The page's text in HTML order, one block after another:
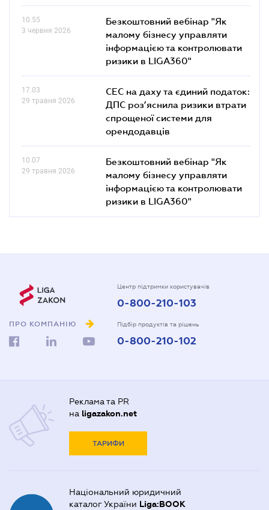
10.55
3 червня 2026
Безкоштовний вебінар "Як
малому бізнесу управляти
інформацією та контролювати
ризики в LIGA360"
17.03
29 травня 2026
СЕС на даху та єдиний податок:
ДПС роз’яснила ризики втрати
спрощеної системи для
орендодавців
10.07
29 травня 2026
Безкоштовний вебінар "Як
малому бізнесу управляти
інформацією та контролювати
ризики в LIGA360"
ПРО КОМПАНІЮ
Центр підтримки користувачів
0-800-210-103
Підбір продуктів та рішень
0-800-210-102
Реклама та PR
на ligazakon.net
ТАРИФИ
Національний юридичний
каталог України Liga:BOOK